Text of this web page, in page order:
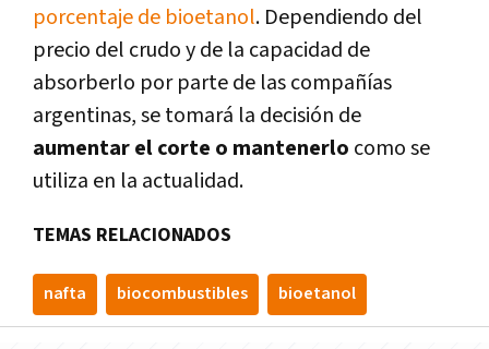
porcentaje de bioetanol. Dependiendo del
precio del crudo y de la capacidad de
absorberlo por parte de las compañías
argentinas, se tomará la decisión de
aumentar el corte o mantenerlo como se
utiliza en la actualidad.
TEMAS RELACIONADOS
nafta biocombustibles bioetanol